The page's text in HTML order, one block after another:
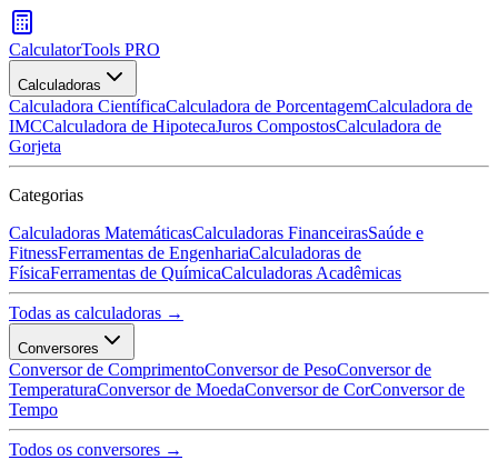
CalculatorTools PRO
Calculadoras
Calculadora CientíficaCalculadora de PorcentagemCalculadora de
IMCCalculadora de HipotecaJuros CompostosCalculadora de
Gorjeta
Categorias
Calculadoras MatemáticasCalculadoras FinanceirasSaúde e
FitnessFerramentas de EngenhariaCalculadoras de
FísicaFerramentas de QuímicaCalculadoras Acadêmicas
Todas as calculadoras →
Conversores
Conversor de ComprimentoConversor de PesoConversor de
TemperaturaConversor de MoedaConversor de CorConversor de
Tempo
Todos os conversores →